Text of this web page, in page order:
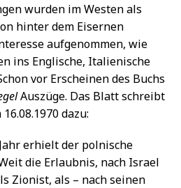
wurden im Westen als
hinter dem Eisernen
aufgenommen, wie
ins Englische, Italienische
vor Erscheinen des Buchs
Auszüge. Das Blatt schreibt
dazu:
erhielt der polnische
die Erlaubnis, nach Israel
Zionist, als – nach seinen